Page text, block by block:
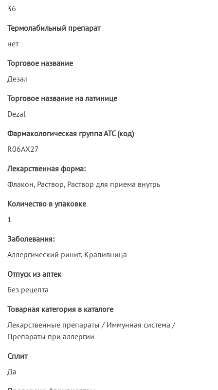
36
Термолабильный препарат
нет
Торговое название
Дезал
Торговое название на латинице
Dezal
Фармакологическая группа АТС (код)
R06AX27
Лекарственная форма:
Флакон, Раствор, Раствор для приема внутрь
Количество в упаковке
1
Заболевания:
Аллергический ринит, Крапивница
Отпуск из аптек
Без рецепта
Товарная категория в каталоге
Лекарственные препараты / Иммунная система /
Препараты при аллергии
Сплит
Да